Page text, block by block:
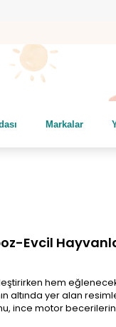
Markalar
Evcil
hem
altında yer alan
ince motor